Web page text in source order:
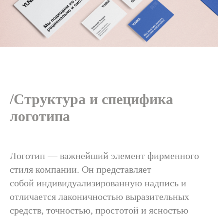
/Структура и специфика
логотипа
Логотип — важнейший элемент фирменного
стиля компании. Он представляет
собой индивидуализированную надпись и
отличается лаконичностью выразительных
средств, точностью, простотой и ясностью